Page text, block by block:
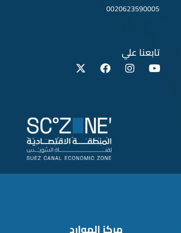
0020623590005
تابعنا علي
مركز الموارد